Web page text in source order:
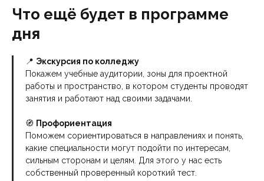
Что ещё будет в программе
дня
📍 Экскурсия по колледжу
Покажем учебные аудитории, зоны для проектной
работы и пространство, в котором студенты проводят
занятия и работают над своими задачами.
🧭 Профориентация
Поможем сориентироваться в направлениях и понять,
какие специальности могут подойти по интересам,
сильным сторонам и целям. Для этого у нас есть
собственный проверенный короткий тест.